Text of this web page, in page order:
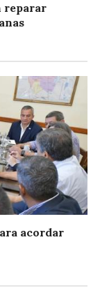
reparar
acordar